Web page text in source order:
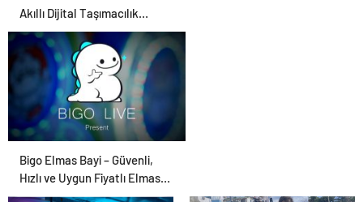
Akıllı Dijital Taşımacılık
Yazılımı
Bigo Elmas Bayi – Güvenli,
Hızlı ve Uygun Fiyatlı Elmas
Satın Almanın Yeni Adresi